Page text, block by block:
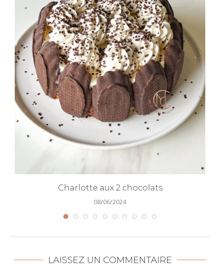
Charlotte aux 2 chocolats
08/06/2024
LAISSEZ UN COMMENTAIRE